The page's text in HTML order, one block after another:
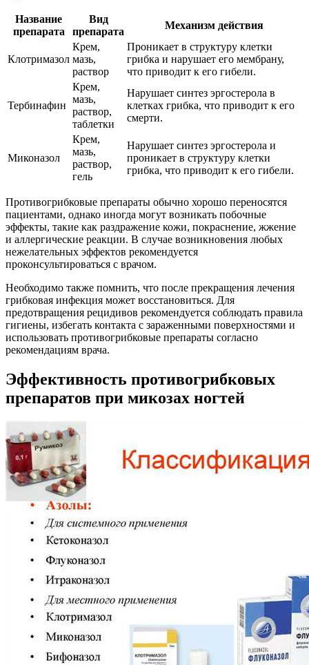
Название
препарата
Вид
препарата
Механизм действия
Клотримазол
Крем,
мазь,
раствор
Проникает в структуру клетки
грибка и нарушает его мембрану,
что приводит к его гибели.
Тербинафин
Крем,
мазь,
раствор,
таблетки
Нарушает синтез эргостерола в
клетках грибка, что приводит к его
смерти.
Миконазол
Крем,
мазь,
раствор,
гель
Нарушает синтез эргостерола и
проникает в структуру клетки
грибка, что приводит к его гибели.
Противогрибковые препараты обычно хорошо переносятся
пациентами, однако иногда могут возникать побочные
эффекты, такие как раздражение кожи, покраснение, жжение
и аллергические реакции. В случае возникновения любых
нежелательных эффектов рекомендуется
проконсультироваться с врачом.
Необходимо также помнить, что после прекращения лечения
грибковая инфекция может восстановиться. Для
предотвращения рецидивов рекомендуется соблюдать правила
гигиены, избегать контакта с зараженными поверхностями и
использовать противогрибковые препараты согласно
рекомендациям врача.
Эффективность противогрибковых
препаратов при микозах ногтей